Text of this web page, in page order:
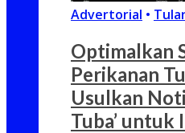
Advertorial •
Optimalkan
Perikanan
Usulkan
Tuba’ untuk